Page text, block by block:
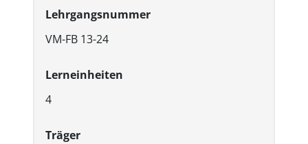
Lehrgangsnummer
VM-FB 13-24
Lerneinheiten
4
Träger